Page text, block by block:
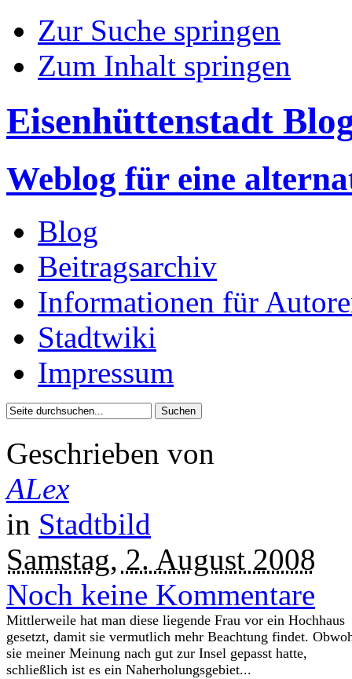
Zur Suche springen
Zum Inhalt springen
Eisenhüttenstadt
Weblog für eine
Blog
Beitragsarchiv
Informationen für
Stadtwiki
Impressum
Geschrieben von
ALex
in Stadtbild
Samstag, 2. August 2008
Noch keine Kommentare
Mittlerweile hat man diese liegende Frau vor ein Hochhaus
gesetzt, damit sie vermutlich mehr Beachtung findet.
sie meiner Meinung nach gut zur Insel gepasst hatte,
schließlich ist es ein Naherholungsgebiet...